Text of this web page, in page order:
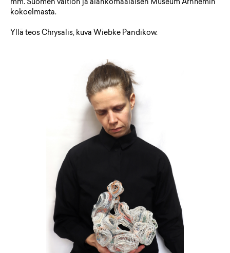
mm. Suomen valtion ja alankomaalaisen Museum Arnhemin
kokoelmasta.
Yllä teos Chrysalis, kuva Wiebke Pandikow.